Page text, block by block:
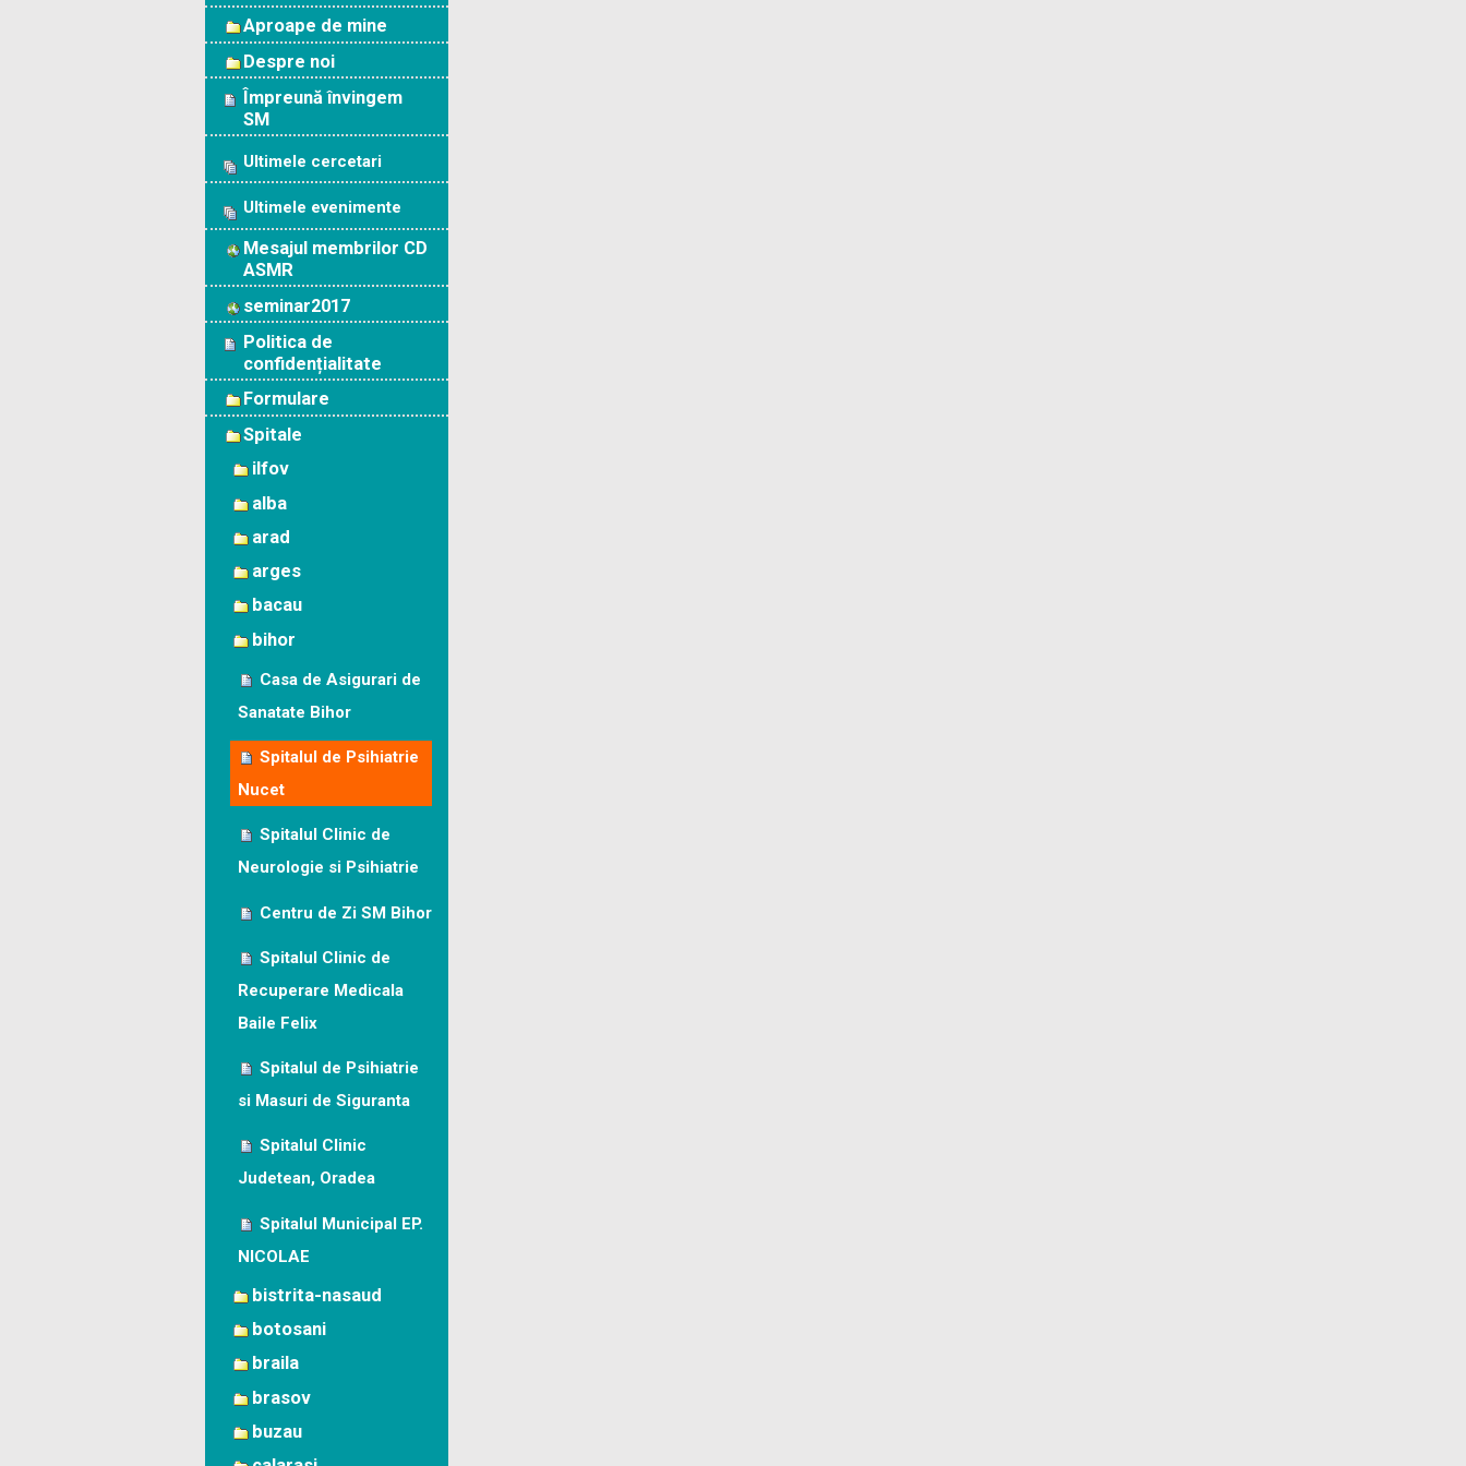
Aproape de mine
Despre noi
Împreună învingem
SM
Ultimele cercetari
Ultimele evenimente
Mesajul membrilor CD
ASMR
seminar2017
Politica de
confidențialitate
Formulare
Spitale
ilfov
alba
arad
arges
bacau
bihor
Casa de Asigurari de
Sanatate Bihor
Spitalul de Psihiatrie
Nucet
Spitalul Clinic de
Neurologie si Psihiatrie
Centru de Zi SM Bihor
Spitalul Clinic de
Recuperare Medicala
Baile Felix
Spitalul de Psihiatrie
si Masuri de Siguranta
Spitalul Clinic
Judetean, Oradea
Spitalul Municipal EP.
NICOLAE
bistrita-nasaud
botosani
braila
brasov
buzau